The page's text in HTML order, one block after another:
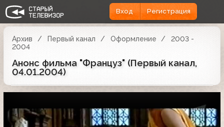
Вход Регистрация
Архив Первый канал Оформление
2003 -
2004
Анонс фильма "Француз" (Первый канал,
04.01.2004)